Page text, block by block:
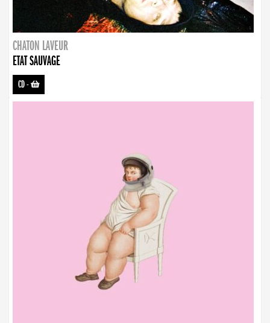
CHATON LAVEUR
ETAT SAUVAGE
CD-